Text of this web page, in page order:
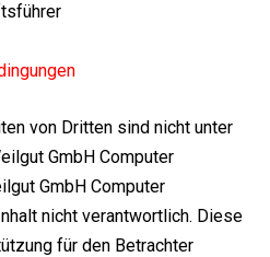
von Dritten sind nicht unter
GmbH Computer
GmbH Computer
nicht verantwortlich. Diese
für den Betrachter